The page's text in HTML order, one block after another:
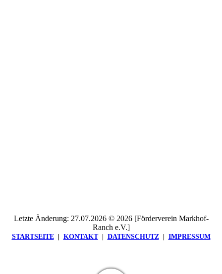
Letzte Änderung: 27.07.2026 © 2026 [Förderverein Markhof-
Ranch e.V.]
STARTSEITE| KONTAKT| DATEN­SCHUTZ| IMPRESSUM